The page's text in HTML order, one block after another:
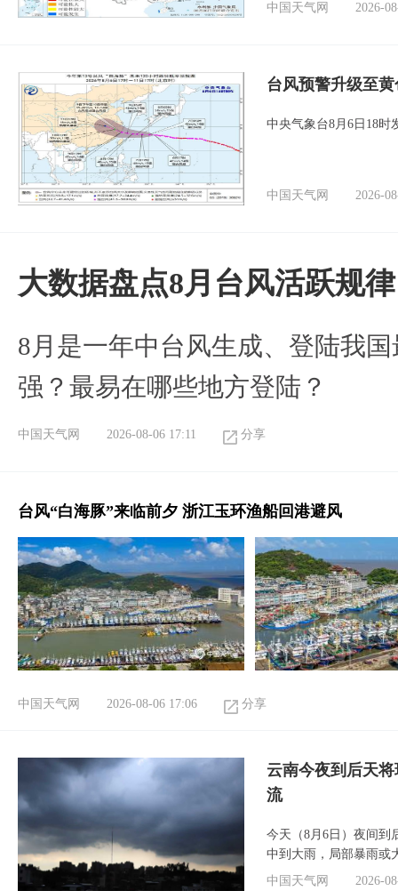
中国天气网 2026-
台风预警升级至
中央气象台8月6日18时
中国天气网 2026-
大数据盘点8月台风活跃规律
8月是一年中台风生成、登陆我
强？最易在哪些地方登陆？
中国天气网 2026-08-06 17:11 分享
台风“白海豚”来临前夕 浙江玉环渔船回港避风
中国天气网 2026-08-06 17:06 分享
云南今夜到后天
流
今天（8月6日）夜间到
中到大雨，局部暴雨或
中国天气网
2026-